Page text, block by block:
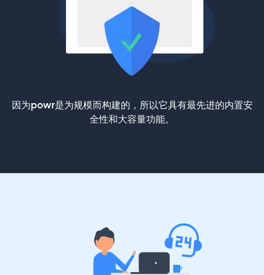
因为powr是为规模而构建的，所以它具有最先进的内置安
全性和大容量功能。